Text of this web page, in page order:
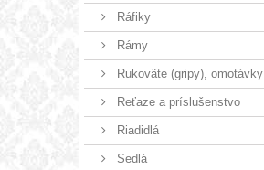
Ráfiky
Rámy
Rukoväte (gripy), omotávky
Reťaze a príslušenstvo
Riadidlá
Sedlá